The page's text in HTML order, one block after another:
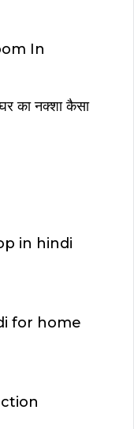
In
का नक्शा कैसा
in hindi
for home